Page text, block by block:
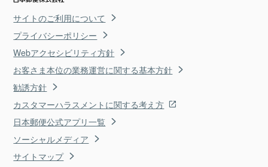
サイトのご利用について
プライバシーポリシー
Webアクセシビリティ方針
お客さま本位の業務運営に関する基本方針
勧誘方針
カスタマーハラスメントに関する考え方
日本郵便公式アプリ一覧
ソーシャルメディア
サイトマップ